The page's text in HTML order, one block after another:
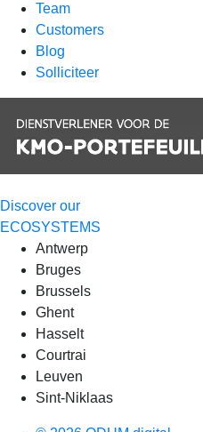
Team
Customers
Blog
Solliciteer
Discover our
ECOSYSTEMS
Antwerp
Bruges
Brussels
Ghent
Hasselt
Courtrai
Leuven
Sint-Niklaas